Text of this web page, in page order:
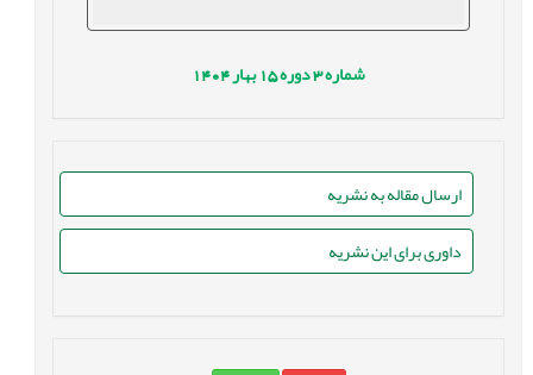
شماره3 دوره15 بهار1404
ارسال مقاله به نشریه
داوری برای این نشریه